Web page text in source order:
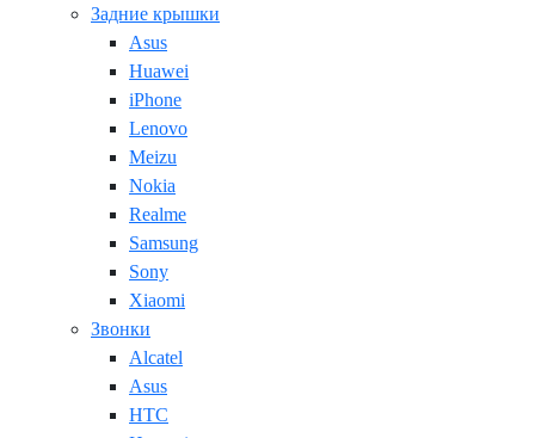
Задние крышки
Asus
Huawei
iPhone
Lenovo
Meizu
Nokia
Realme
Samsung
Sony
Xiaomi
Звонки
Alcatel
Asus
HTC